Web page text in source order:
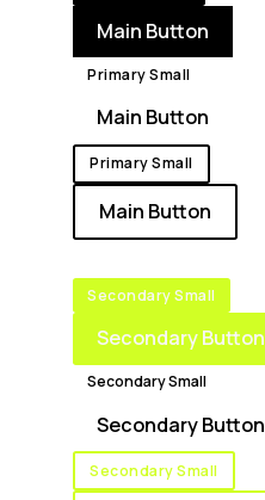
Main Button
Primary Small
Main Button
Primary Small
Main Button
Secondary Small
Secondary Button
Secondary Small
Secondary Button
Secondary Small